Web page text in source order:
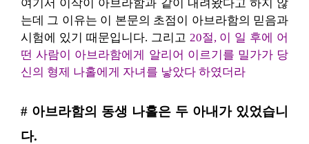
여기서 이삭이 아브라함과 같이 내려왔다고 하지 않
는데 그 이유는 이 본문의 초점이 아브라함의 믿음과
시험에 있기 때문입니다. 그리고 20절, 이 일 후에 어
떤 사람이 아브라함에게 알리어 이르기를 밀가가 당
신의 형제 나홀에게 자녀를 낳았다 하였더라
# 아브라함의 동생 나홀은 두 아내가 있었습니
다.